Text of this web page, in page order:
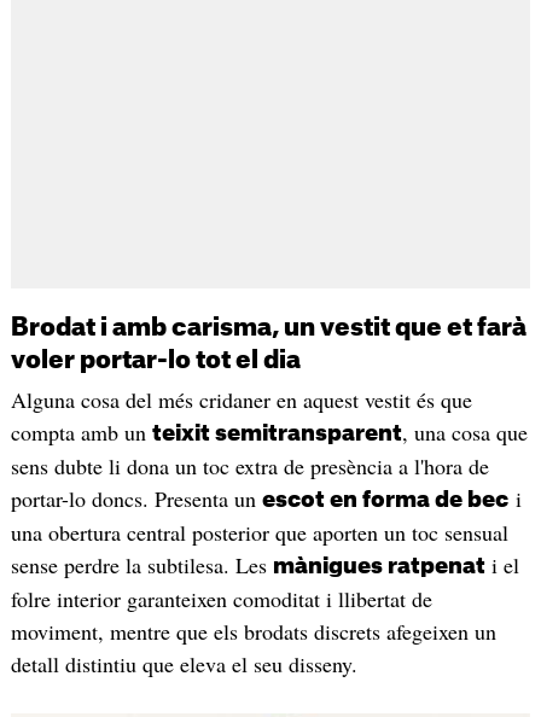
Brodat i amb carisma, un vestit que et farà
voler portar-lo tot el dia
Alguna cosa del més cridaner en aquest vestit és que
compta amb un teixit semitransparent, una cosa que
sens dubte li dona un toc extra de presència a l'hora de
portar-lo doncs. Presenta un escot en forma de beci
una obertura central posterior que aporten un toc sensual
sense perdre la subtilesa. Les mànigues ratpenati el
folre interior garanteixen comoditat i llibertat de
moviment, mentre que els brodats discrets afegeixen un
detall distintiu que eleva el seu disseny.